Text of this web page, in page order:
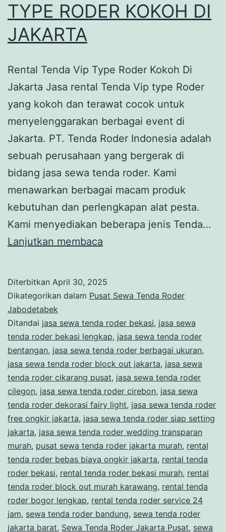
TYPE RODER KOKOH DI
JAKARTA
Rental Tenda Vip Type Roder Kokoh Di
Jakarta Jasa rental Tenda Vip type Roder
yang kokoh dan terawat cocok untuk
menyelenggarakan berbagai event di
Jakarta. PT. Tenda Roder Indonesia adalah
sebuah perusahaan yang bergerak di
bidang jasa sewa tenda roder. Kami
menawarkan berbagai macam produk
kebutuhan dan perlengkapan alat pesta.
Kami menyediakan beberapa jenis Tenda…
Lanjutkan membaca
TYPE
KOKOH
DI
JAKARTA
Diterbitkan April 30, 2025
Dikategorikan dalam Pusat Sewa Tenda Roder
Jabodetabek
Ditandai jasa sewa tenda roder bekasi, jasa sewa
tenda roder bekasi lengkap, jasa sewa tenda roder
bentangan, jasa sewa tenda roder berbagai ukuran,
jasa sewa tenda roder block out jakarta, jasa sewa
tenda roder cikarang pusat, jasa sewa tenda roder
cilegon, jasa sewa tenda roder cirebon, jasa sewa
tenda roder dekorasi fairy light, jasa sewa tenda roder
free ongkir jakarta, jasa sewa tenda roder siap setting
jakarta, jasa sewa tenda roder wedding transparan
murah, pusat sewa tenda roder jakarta murah, rental
tenda roder bebas biaya ongkir jakarta, rental tenda
roder bekasi, rental tenda roder bekasi murah, rental
tenda roder block out murah karawang, rental tenda
roder bogor lengkap, rental tenda roder service 24
jam, sewa tenda roder bandung, sewa tenda roder
jakarta barat, Sewa Tenda Roder Jakarta Pusat, sewa